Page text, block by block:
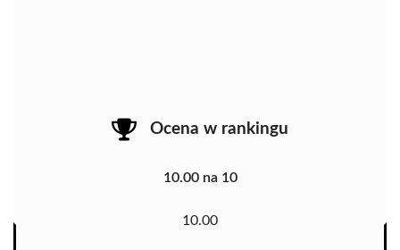
Ocena w rankingu
10.00 na 10
10.00